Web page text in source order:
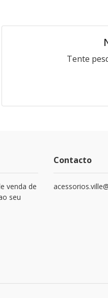
Tente
venda de
seu
Contacto